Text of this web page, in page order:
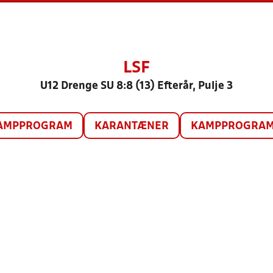
LSF
U12 Drenge SU 8:8 (13) Efterår, Pulje 3
KARANTÆNER